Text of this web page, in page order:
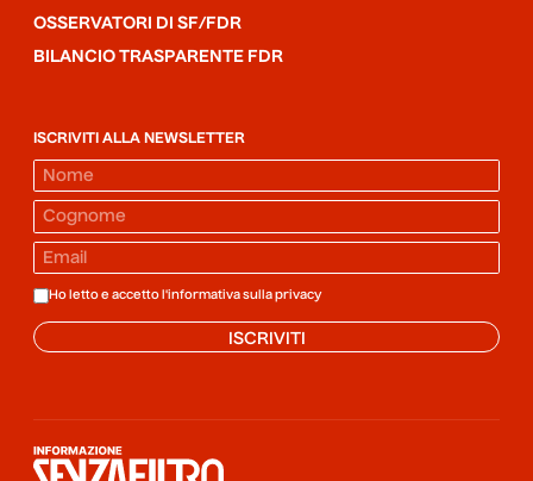
OSSERVATORI DI SF/FDR
BILANCIO TRASPARENTE FDR
ISCRIVITI ALLA NEWSLETTER
Ho letto e accetto l'informativa sulla privacy
ISCRIVITI